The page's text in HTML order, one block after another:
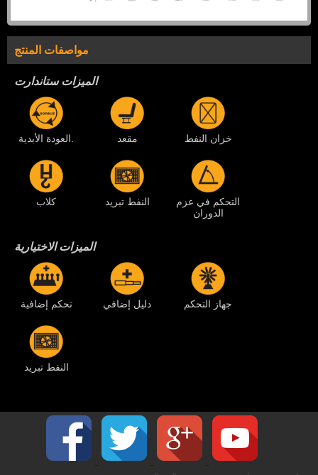
مواصفات المنتج
الميزات ستاندارت
مقعد خزان النفط
كلاب النفط تبريد
التحكم في عزم
الدوران
الميزات الاختيارية
تحكم إضافية دليل إضافي جهاز التحكم
النفط تبريد